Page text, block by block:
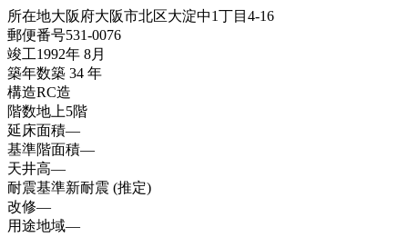
所在地大阪府大阪市北区大淀中1丁目4-16
郵便番号531-0076
竣工1992年 8月
築年数築 34 年
構造RC造
階数地上5階
延床面積—
基準階面積—
天井高—
耐震基準新耐震 (推定)
改修—
用途地域—